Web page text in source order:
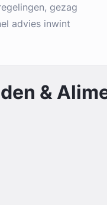
gezag
advies inwint
&